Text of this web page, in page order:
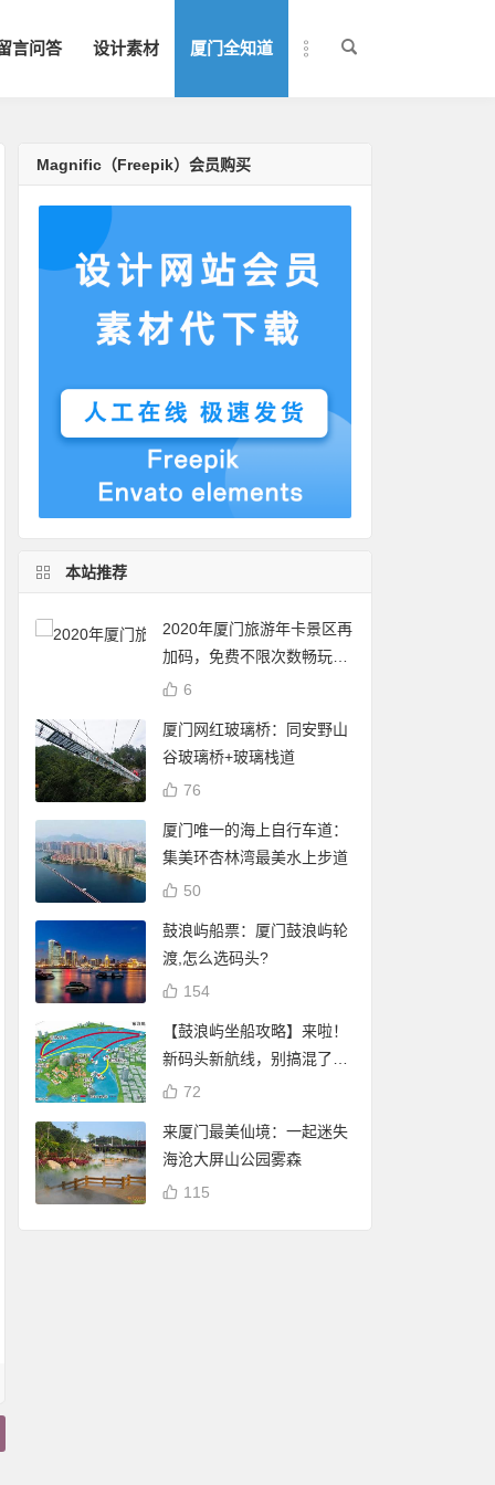
言问答 设计素材 厦门全知道
Magnific（Freepik）会员购买
本站推荐
2020年厦门旅游年卡景区再
加码，免费不限次数畅玩24
个景点
6
厦门网红玻璃桥：同安野山
谷玻璃桥+玻璃栈道
76
厦门唯一的海上自行车道：
集美环杏林湾最美水上步道
50
鼓浪屿船票：厦门鼓浪屿轮
渡,怎么选码头?
154
【鼓浪屿坐船攻略】来啦！
新码头新航线，别搞混了
哦！72
来厦门最美仙境：一起迷失
海沧大屏山公园雾森
115